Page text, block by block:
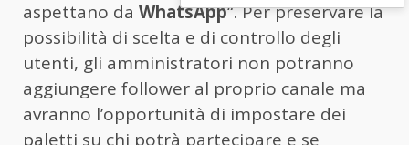
aspettano da WhatsApp“. Per preservare la
possibilità di scelta e di controllo degli
utenti, gli amministratori non potranno
aggiungere follower al proprio canale ma
avranno l’opportunità di impostare dei
paletti su chi potrà partecipare e se